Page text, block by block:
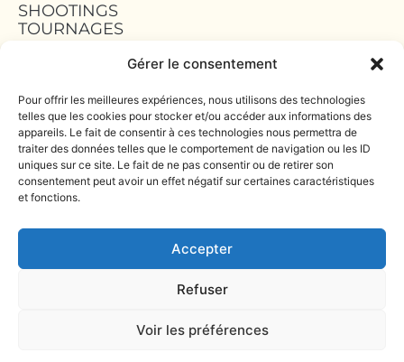
Gérer le consentement
Pour offrir les meilleures expériences, nous utilisons des technologies
telles que les cookies pour stocker et/ou accéder aux informations des
appareils. Le fait de consentir à ces technologies nous permettra de
traiter des données telles que le comportement de navigation ou les ID
uniques sur ce site. Le fait de ne pas consentir ou de retirer son
consentement peut avoir un effet négatif sur certaines caractéristiques
et fonctions.
Accepter
Refuser
Voir les préférences
SHOOTINGS
TOURNAGES
TEAM BUILDING
MENTIONS
LÉGALES
POLITIQUE DE
CONFIDENTIALITÉ
COOKIES (UE)
Hôtel